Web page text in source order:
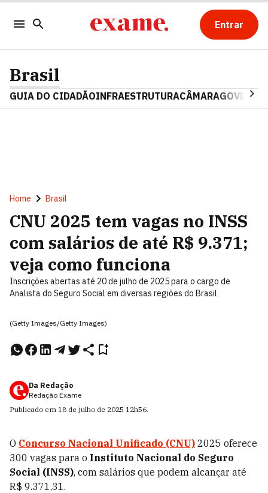
Entrar
Brasil
GUIA DO CIDADÃOINFRAESTRUTURACÂMARAGOVERNO
Home Brasil
CNU 2025 tem vagas no INSS
com salários de até R$ 9.371;
veja como funciona
Inscrições abertas até 20 de julho de 2025 para o cargo de
Analista do Seguro Social em diversas regiões do Brasil
(Getty Images/Getty Images)
Da Redação
Redação Exame
Publicado em 18 de julho de 2025 12h56.
O Concurso Nacional Unificado (CNU) 2025 oferece
300 vagas para o Instituto Nacional do Seguro
Social (INSS), com salários que podem alcançar até
R$ 9.371,31.